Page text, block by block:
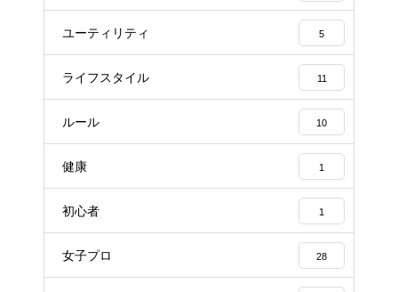
ユーティリティ 5
ライフスタイル 11
ルール 10
健康 1
初心者 1
女子プロ 28